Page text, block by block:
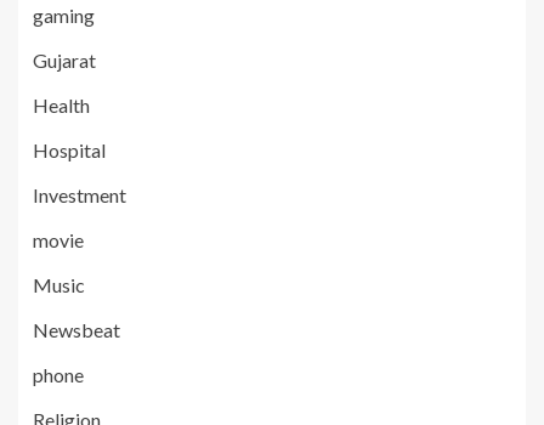
gaming
Gujarat
Health
Hospital
Investment
movie
Music
Newsbeat
phone
Religion